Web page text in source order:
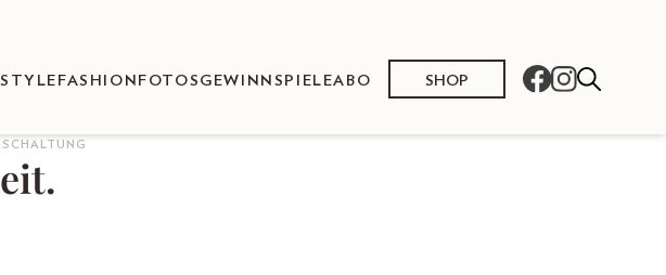
FASHION FOTOS GEWINNSPIELEABO SHOP